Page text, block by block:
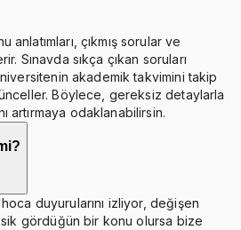
çıkmış sorular ve
Sınavda sıkça çıkan soruları
akademik takvimini takip
Böylece, gereksiz detaylarla
artırmaya odaklanabilirsin.
duyurularını izliyor, değişen
gördüğün bir konu olursa bize